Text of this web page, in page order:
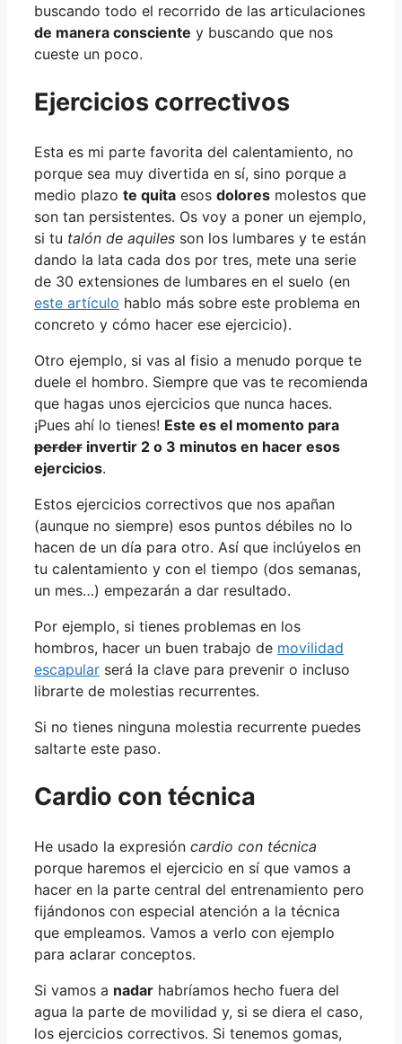
buscando todo el recorrido de las articulaciones
de manera consciente y buscando que nos
cueste un poco.
Ejercicios correctivos
Esta es mi parte favorita del calentamiento, no
porque sea muy divertida en sí, sino porque a
medio plazo te quita esos dolores molestos que
son tan persistentes. Os voy a poner un ejemplo,
si tu talón de aquiles son los lumbares y te están
dando la lata cada dos por tres, mete una serie
de 30 extensiones de lumbares en el suelo (en
este artículo hablo más sobre este problema en
concreto y cómo hacer ese ejercicio).
Otro ejemplo, si vas al fisio a menudo porque te
duele el hombro. Siempre que vas te recomienda
que hagas unos ejercicios que nunca haces.
¡Pues ahí lo tienes! Este es el momento para
perder invertir 2 o 3 minutos en hacer esos
ejercicios.
Estos ejercicios correctivos que nos apañan
(aunque no siempre) esos puntos débiles no lo
hacen de un día para otro. Así que inclúyelos en
tu calentamiento y con el tiempo (dos semanas,
un mes…) empezarán a dar resultado.
Por ejemplo, si tienes problemas en los
hombros, hacer un buen trabajo de movilidad
escapular será la clave para prevenir o incluso
librarte de molestias recurrentes.
Si no tienes ninguna molestia recurrente puedes
saltarte este paso.
Cardio con técnica
He usado la expresión cardio con técnica
porque haremos el ejercicio en sí que vamos a
hacer en la parte central del entrenamiento pero
fijándonos con especial atención a la técnica
que empleamos. Vamos a verlo con ejemplo
para aclarar conceptos.
Si vamos a nadar habríamos hecho fuera del
agua la parte de movilidad y, si se diera el caso,
los ejercicios correctivos. Si tenemos gomas,